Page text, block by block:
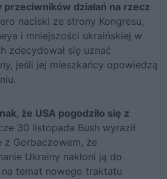
przeciwników działań na rzecz
naciski ze strony Kongresu,
i mniejszości ukraińskiej w
zdecydował się uznać
jeśli jej mieszkańcy opowiedzą
że USA pogodziło się z
30 listopada Bush wyraził
z Gorbaczowem, że
Ukrainy nakłoni ją do
temat nowego traktatu